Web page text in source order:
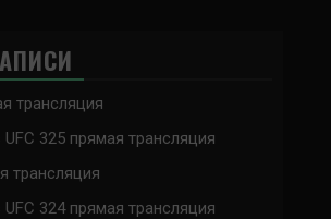
трансляция
325 прямая трансляция
трансляция
324 прямая трансляция